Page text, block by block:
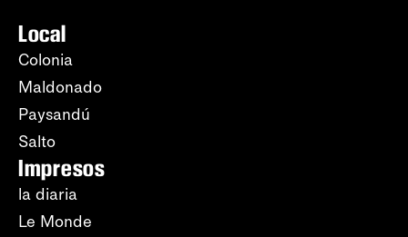
Local
Colonia
Maldonado
Paysandú
Salto
Impresos
la diaria
Le Monde